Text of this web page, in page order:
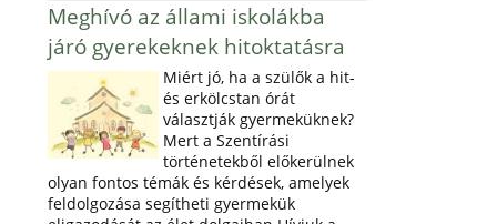
Meghívó az állami iskolákba
járó gyerekeknek hitoktatásra
Miért jó, ha a szülők a hit-
és erkölcstan órát
választják gyermeküknek?
Mert a Szentírási
történetekből előkerülnek
olyan fontos témák és kérdések, amelyek
feldolgozása segítheti gyermekük